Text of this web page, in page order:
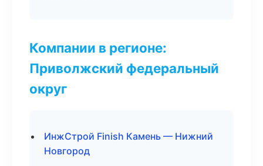
Компании в регионе:
Приволжский федеральный
округ
ИнжСтрой Finish Камень — Нижний
Новгород